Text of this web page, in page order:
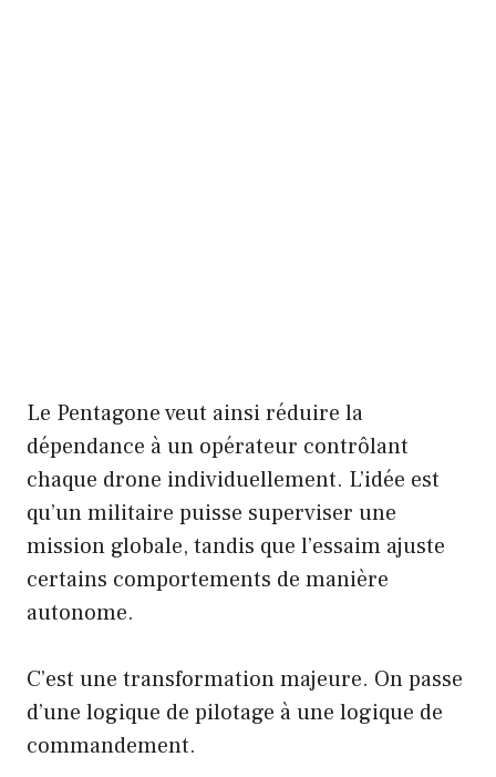
Le Pentagone veut ainsi réduire la
dépendance à un opérateur contrôlant
chaque drone individuellement. L’idée est
qu’un militaire puisse superviser une
mission globale, tandis que l’essaim ajuste
certains comportements de manière
autonome.
C’est une transformation majeure. On passe
d’une logique de pilotage à une logique de
commandement.